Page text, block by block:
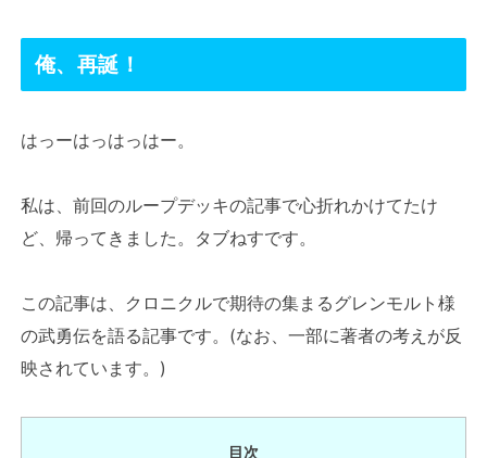
俺、再誕！
はっーはっはっはー。
私は、前回のループデッキの記事で心折れかけてたけ
ど、帰ってきました。タブねすです。
この記事は、クロニクルで期待の集まるグレンモルト様
の武勇伝を語る記事です。(なお、一部に著者の考えが反
映されています。)
目次